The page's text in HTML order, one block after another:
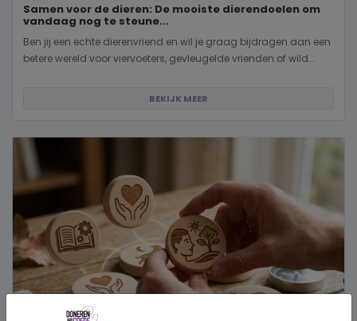
Samen voor de dieren: De mooiste dierendoelen om
vandaag nog te steune...
Ben jij een echte dierenvriend en wil je graag bijdragen aan een
betere wereld voor viervoeters, gevleugelde vrienden of wild...
BEKIJK MEER